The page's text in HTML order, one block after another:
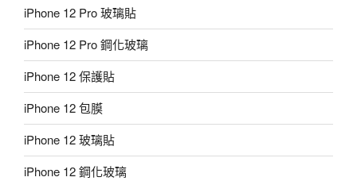
iPhone 12 Pro 玻璃貼
iPhone 12 Pro 鋼化玻璃
iPhone 12 保護貼
iPhone 12 包膜
iPhone 12 玻璃貼
iPhone 12 鋼化玻璃